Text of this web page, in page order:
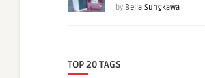
by Bella Sungkawa
TOP 20 TAGS